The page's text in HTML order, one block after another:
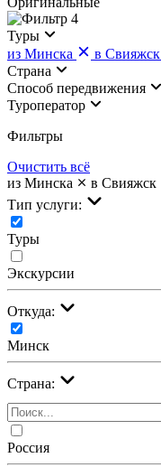
4
Туры
из Минска
в Свияжск
Страна
Cпособ передвижения
Туроператор
Фильтры
Очистить всё
из Минска
в Свияжск
Тип услуги:
Туры
Экскурсии
Откуда:
Минск
Страна:
Россия